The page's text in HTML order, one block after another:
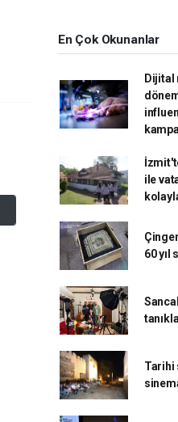
En Çok Okunanlar
Dijital
ile
60 yıl
Tarihi